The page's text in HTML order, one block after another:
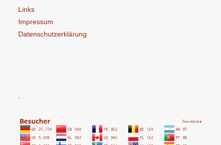
Links
Impressum
Datenschutzerklärung